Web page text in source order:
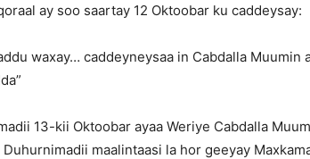
ay soo saartay 12 Oktoobar ku caddeysay:
waxay… caddeyneysaa in Cabdalla
13-kii Oktoobar ayaa Weriye Cabdalla
Duhurnimadii maalintaasi la hor geeyay